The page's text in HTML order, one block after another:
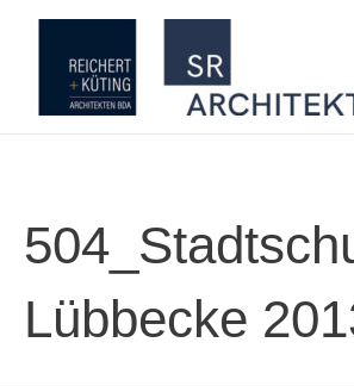
springen
Lübbecke